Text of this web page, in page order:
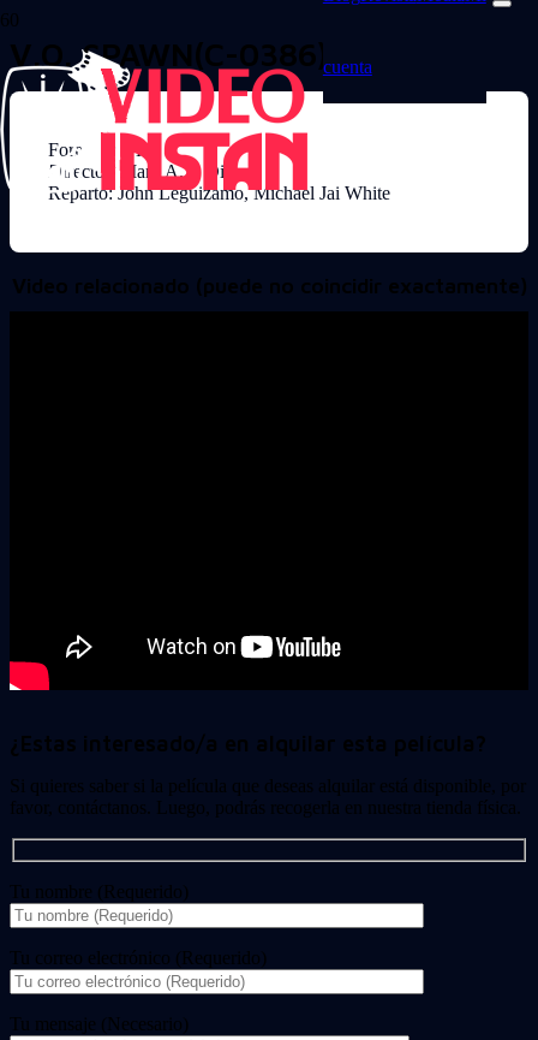
cuenta
V.O. SPAWN(C-0386)
Formato: VHS
Director: Mark A.Z. Dippe
Reparto: John Leguizamo, Michael Jai White
Video relacionado (puede no coincidir exactamente)
¿Estas interesado/a en alquilar esta película?
Si quieres saber si la película que deseas alquilar está disponible, por
favor, contáctanos. Luego, podrás recogerla en nuestra tienda física.
Tu nombre (Requerido)
Tu correo electrónico (Requerido)
Tu mensaje (Necesario)